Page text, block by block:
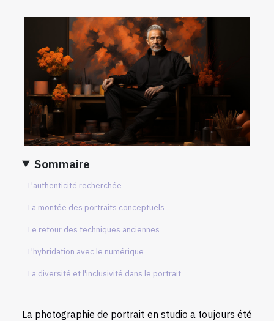
Sommaire
L'authenticité recherchée
La montée des portraits conceptuels
Le retour des techniques anciennes
L'hybridation avec le numérique
La diversité et l'inclusivité dans le portrait
La photographie de portrait en studio a toujours été